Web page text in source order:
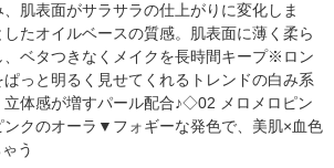
肌表面がサラサラの仕上がりに変化しま
たオイルベースの質感。肌表面に薄く柔ら
、ベタつきなくメイクを長時間キープ※ロン
っと明るく見せてくれるトレンドの白み系
立体感が増すパール配合♪◇02 メロメロピン
ンクのオーラ▼フォギーな発色で、美肌×血色
う